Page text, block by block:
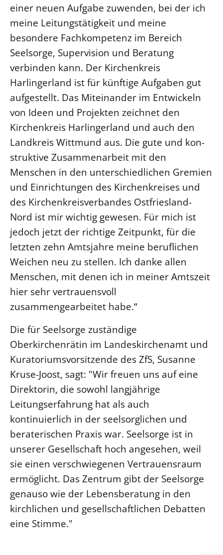
einer neuen Aufgabe zuwenden, bei der ich
meine Leitungstätigkeit und meine
besondere Fachkompetenz im Bereich
Seelsorge, Supervision und Beratung
verbinden kann. Der Kirchenkreis
Harlingerland ist für künftige Aufgaben gut
aufgestellt. Das Miteinander im Entwickeln
von Ideen und Projekten zeichnet den
Kirchenkreis Harlingerland und auch den
Landkreis Wittmund aus. Die gute und kon­
struk­tive Zusammenarbeit mit den
Menschen in den unterschied­lichen Gremien
und Einrichtungen des Kirchen­kreises und
des Kirchenkreisverbandes Ostfriesland-
Nord ist mir wichtig gewesen. Für mich ist
jedoch jetzt der richtige Zeitpunkt, für die
letzten zehn Amtsjahre meine beruflichen
Weichen neu zu stellen. Ich danke allen
Menschen, mit denen ich in meiner Amtszeit
hier sehr vertrauensvoll
zusammengearbeitet habe.“
Die für Seelsorge zuständige
Oberkirchenrätin im Landeskirchenamt und
Kuratoriumsvorsitzende des ZfS, Susanne
Kruse-Joost, sagt: "Wir freuen uns auf eine
Direktorin, die sowohl langjährige
Leitungserfahrung hat als auch
kontinuierlich in der seelsorglichen und
beraterischen Praxis war. Seelsorge ist in
unserer Gesellschaft hoch angesehen, weil
sie einen verschwiegenen Vertrauensraum
ermöglicht. Das Zentrum gibt der Seelsorge
genauso wie der Lebensberatung in den
kirchlichen und gesellschaftlichen Debatten
eine Stimme."